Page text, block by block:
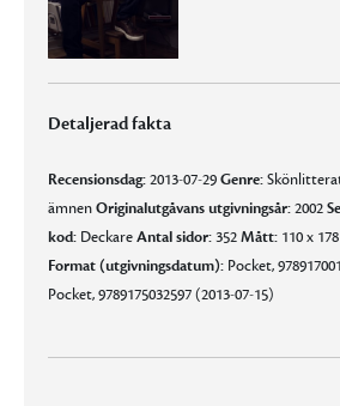
Detaljerad fakta
Recensionsdag:2013-07-29Genre:
ämnenOriginalutgåvans utgivningsår:2002
kod: DeckareAntal sidor:352Mått: 110 x
Format (utgivningsdatum): Pocket,
Pocket, 9789175032597 (2013-07-15)